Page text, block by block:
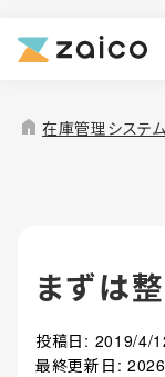
機能
解決できる課題
導入事例
お役立ち情報
home 在庫管理システ
まずは
投稿日: 2019/4/
最終更新日: